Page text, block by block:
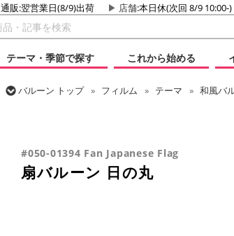
通販:翌営業日(8/9)出荷 店舗:本日休(次回 8/9 10:00-)
テーマ・季節で探す
これから始める
バルーン トップ フィルム テーマ 和風バ
#050-01394 Fan Japanese Flag
扇バルーン 日の丸